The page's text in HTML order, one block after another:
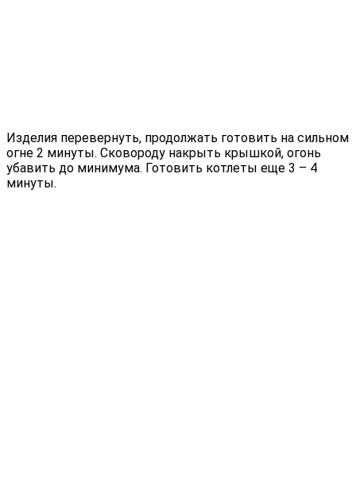
Изделия перевернуть, продолжать готовить на сильном
огне 2 минуты. Сковороду накрыть крышкой, огонь
убавить до минимума. Готовить котлеты еще 3 – 4
минуты.